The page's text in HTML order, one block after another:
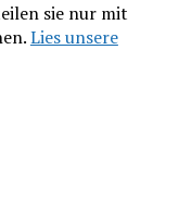
sie nur mit
Lies unsere